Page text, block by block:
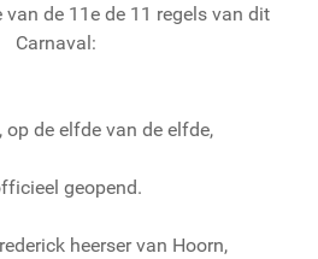
van de 11e de 11 regels van dit
Carnaval:
op de elfde van de elfde,
geopend.
heerser van Hoorn,